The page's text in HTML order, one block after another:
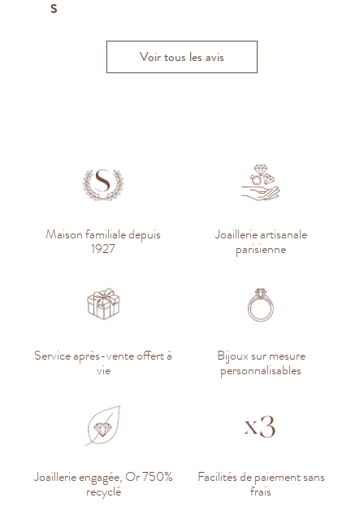
S
M
G
A
Andrea F.
K
Thomas-Eliott D
Voir tous les avis
Maison familiale depuis
1927
Joaillerie artisanale
parisienne
Service après-vente offert à
vie
Bijoux sur mesure
personnalisables
Joaillerie engagée, Or 750%
recyclé
Facilités de paiement sans
frais